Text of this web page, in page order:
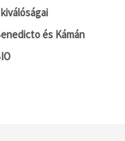
és Kámán